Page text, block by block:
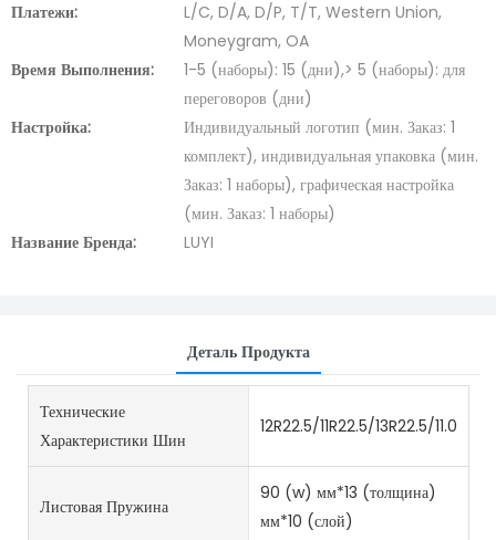
Платежи:
L/C, D/A, D/P, T/T, Western Union,
Moneygram, OA
Время Выполнения:
1-5 (наборы): 15 (дни),> 5 (наборы): для
переговоров (дни)
Настройка:
Индивидуальный логотип (мин. Заказ: 1
комплект), индивидуальная упаковка (мин.
Заказ: 1 наборы), графическая настройка
(мин. Заказ: 1 наборы)
Название Бренда:
LUYI
Деталь Продукта
Технические
Характеристики Шин
12R22.5/11R22.5/13R22.5/
Листовая Пружина
90 (w) мм*13 (толщина)
мм*10 (слой)